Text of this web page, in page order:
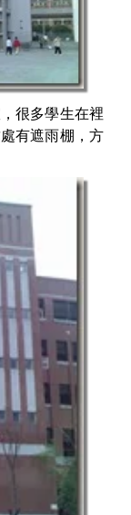
很多學生在裡
有遮雨棚，方